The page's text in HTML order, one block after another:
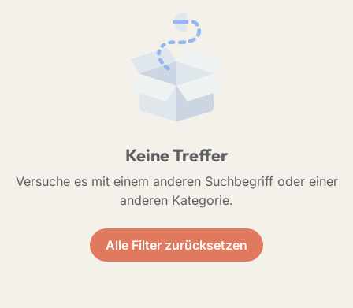
Keine Treffer
Versuche es mit einem anderen Suchbegriff oder einer
anderen Kategorie.
Alle Filter zurücksetzen